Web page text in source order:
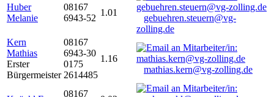
Huber
Melanie
08167
6943-52
1.01
gebuehren.steuern@vg-
zolling.de
Kern
Mathias
Erster
Bürgermeister
08167
6943-30
0175
2614485
1.16
mathias.kern@vg-zolling.de
08167